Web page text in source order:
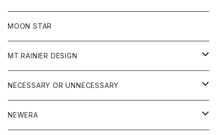
フリース
ジャケット
ニット
パンツ
帽子
MOON STAR
MT.RAINIER DESIGN
アウター
コート
アクセサリー
NECESSARY OR UNNECESSARY
アウター
NEWERA